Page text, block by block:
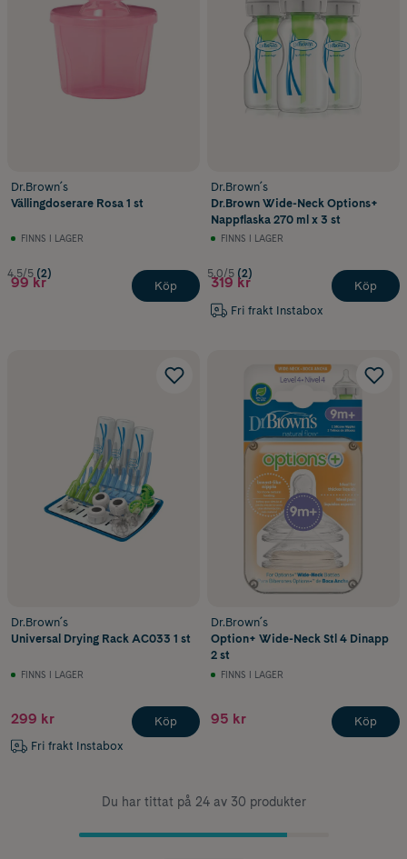
Dr.Brown´s
Vällingdoserare Rosa 1 st
FINNS I LAGER
4.5/5 (2)
99 kr Köp
Dr.Brown´s
Dr.Brown Wide-Neck Options+
Nappflaska 270 ml x 3 st
FINNS I LAGER
5.0/5 (2)
319 kr
Fri frakt Instabox
Köp
Dr.Brown´s
Universal Drying Rack AC033 1 st
FINNS I LAGER
299 kr
Fri frakt Instabox
Köp
Dr.Brown´s
Option+ Wide-Neck Stl 4 Dinapp
2 st
FINNS I LAGER
95 kr Köp
Du har tittat på 24 av 30 produkter